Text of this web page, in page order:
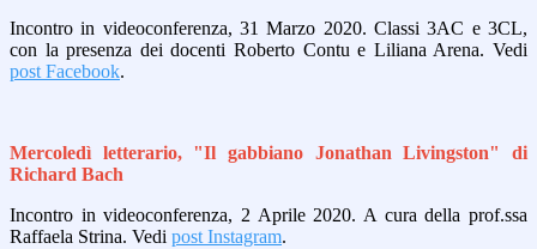
Incontro in videoconferenza, 31 Marzo 2020. Classi 3AC e 3CL,
con la presenza dei docenti Roberto Contu e Liliana Arena. Vedi
post Facebook.
Mercoledì letterario, "Il gabbiano Jonathan Livingston" di
Richard Bach
Incontro in videoconferenza, 2 Aprile 2020. A cura della prof.ssa
Raffaela Strina. Vedi post Instagram.